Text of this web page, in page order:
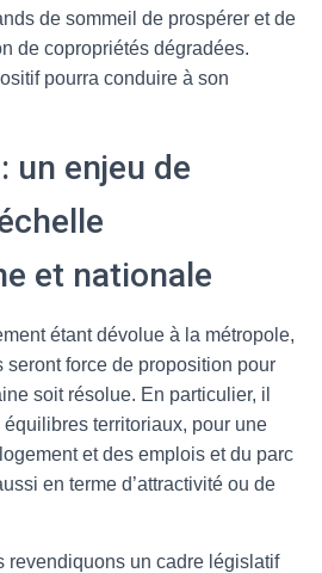
de sommeil de prospérer et de
de copropriétés dégradées.
pourra conduire à son
un enjeu de
et nationale
étant dévolue à la métropole,
seront force de proposition pour
soit résolue. En particulier, il
équilibres territoriaux, pour une
et des emplois et du parc
en terme d’attractivité ou de
revendiquons un cadre législatif